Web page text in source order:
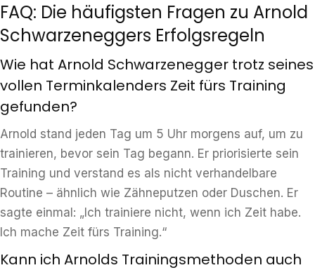
FAQ: Die häufigsten Fragen zu Arnold
Schwarzeneggers Erfolgsregeln
Wie hat Arnold Schwarzenegger trotz seines
vollen Terminkalenders Zeit fürs Training
gefunden?
Arnold stand jeden Tag um 5 Uhr morgens auf, um zu
trainieren, bevor sein Tag begann. Er priorisierte sein
Training und verstand es als nicht verhandelbare
Routine – ähnlich wie Zähneputzen oder Duschen. Er
sagte einmal: „Ich trainiere nicht, wenn ich Zeit habe.
Ich mache Zeit fürs Training.“
Kann ich Arnolds Trainingsmethoden auch